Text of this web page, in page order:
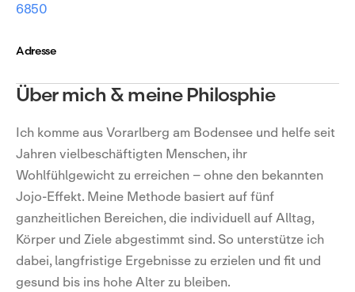
6850
Adresse
Über mich & meine Philosphie
Ich komme aus Vorarlberg am Bodensee und helfe seit
Jahren vielbeschäftigten Menschen, ihr
Wohlfühlgewicht zu erreichen – ohne den bekannten
Jojo-Effekt. Meine Methode basiert auf fünf
ganzheitlichen Bereichen, die individuell auf Alltag,
Körper und Ziele abgestimmt sind. So unterstütze ich
dabei, langfristige Ergebnisse zu erzielen und fit und
gesund bis ins hohe Alter zu bleiben.